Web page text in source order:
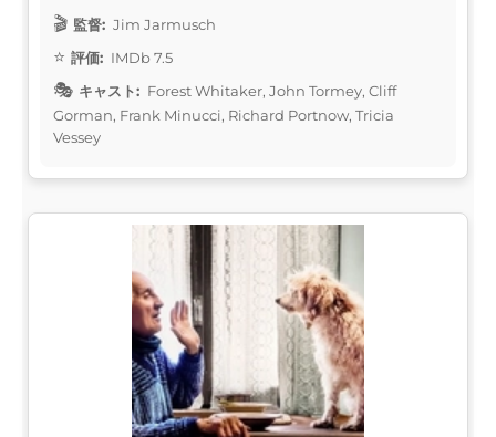
監督: Jim Jarmusch
評価: IMDb 7.5
キャスト: Forest Whitaker, John Tormey, Cliff
Gorman, Frank Minucci, Richard Portnow, Tricia
Vessey